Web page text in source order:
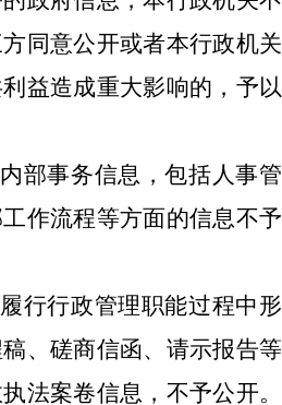
同意公开或者本行政机关
益造成重大影响的，予以
部事务信息，包括人事管
作流程等方面的信息不予
行行政管理职能过程中形
、磋商信函、请示报告等
法案卷信息，不予公开。